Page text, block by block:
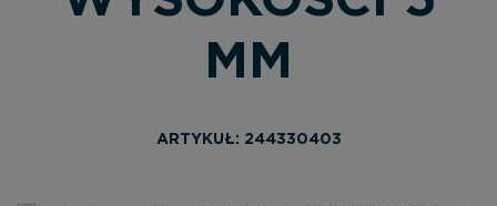
MM
ARTYKUŁ: 244330403